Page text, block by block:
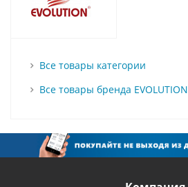
Все товары категории
Все товары бренда EVOLUTION